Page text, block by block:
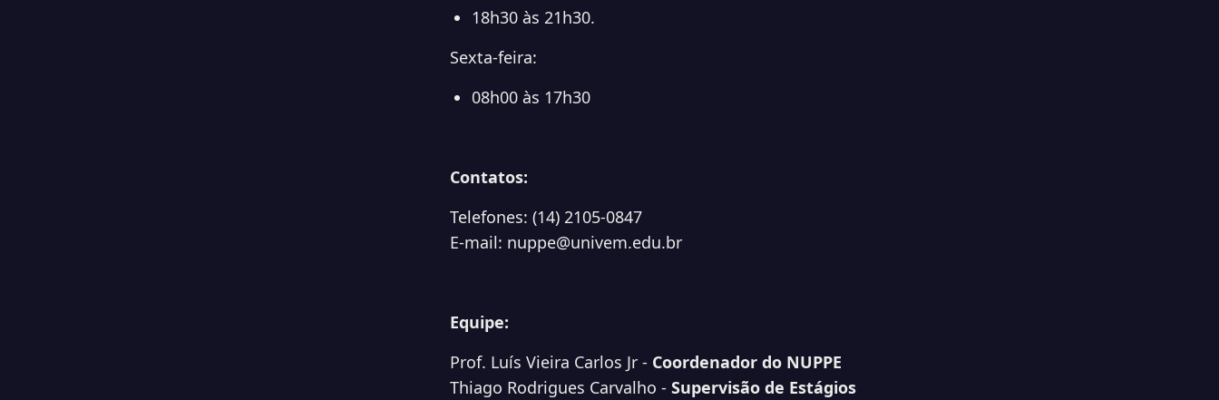
18h30 às 21h30.
Sexta-feira:
08h00 às 17h30
Contatos:
Telefones: (14) 2105-0847
E-mail: nuppe@univem.edu.br
Equipe:
Prof. Luís Vieira Carlos Jr - Coordenador do NUPPE
Thiago Rodrigues Carvalho - Supervisão de Estágios